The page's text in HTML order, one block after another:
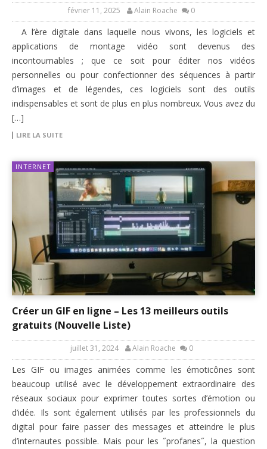
février 11, 2025 Alain Roache 0
A l’ère digitale dans laquelle nous vivons, les logiciels et
applications de montage vidéo sont devenus des
incontournables ; que ce soit pour éditer nos vidéos
personnelles ou pour confectionner des séquences à partir
d’images et de légendes, ces logiciels sont des outils
indispensables et sont de plus en plus nombreux. Vous avez du
[…]
LIRE LA SUITE
INTERNET
Créer un GIF en ligne – Les 13 meilleurs outils
gratuits (Nouvelle Liste)
juillet 31, 2024 Alain Roache 0
Les GIF ou images animées comme les émoticônes sont
beaucoup utilisé avec le développement extraordinaire des
réseaux sociaux pour exprimer toutes sortes d’émotion ou
d’idée. Ils sont également utilisés par les professionnels du
digital pour faire passer des messages et atteindre le plus
d’internautes possible. Mais pour les ˝profanes˝, la question